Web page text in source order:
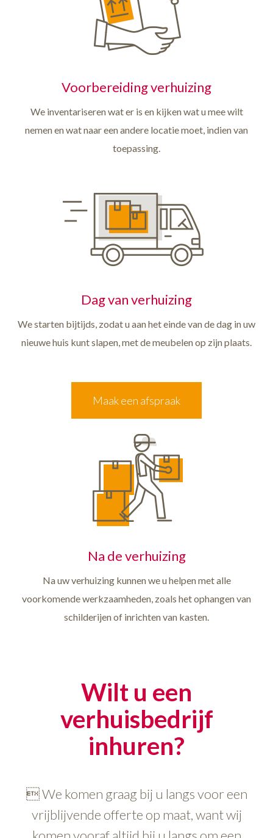
Voorbereiding verhuizing
We inventariseren wat er is en kijken wat u mee wilt
nemen en wat naar een andere locatie moet, indien van
toepassing.
Dag van verhuizing
We starten bijtijds, zodat u aan het einde van de dag in uw
nieuwe huis kunt slapen, met de meubelen op zijn plaats.
Maak een afspraak
Na de verhuizing
Na uw verhuizing kunnen we u helpen met alle
voorkomende werkzaamheden, zoals het ophangen van
schilderijen of inrichten van kasten.
Wilt u een
verhuisbedrijf
inhuren?
 We komen graag bij u langs voor een
vrijblijvende offerte op maat, want wij